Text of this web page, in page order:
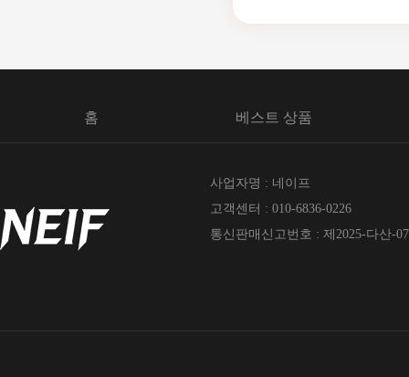
홈 베스트 상품
사업자명 : 네이프
고객센터 : 010-6836-0226
통신판매신고번호 : 제2025-다산-